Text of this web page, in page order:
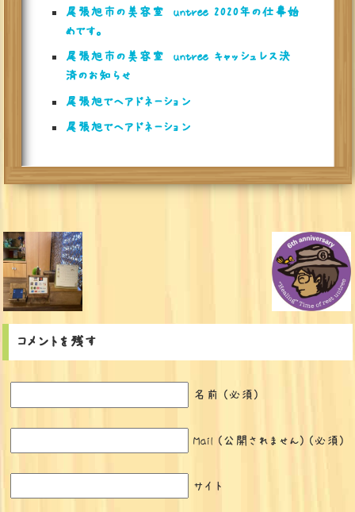
尾張旭市の美容室 untree 2020年の仕事始
めです。
尾張旭市の美容室 untree キャッシュレス決
済のお知らせ
尾張旭でヘアドネーション
尾張旭でヘアドネーション
コメントを残す
名前 (必須)
Mail (公開されません) (必須)
サイト